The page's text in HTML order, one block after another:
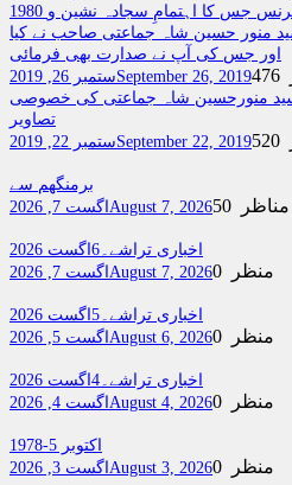
1980 میں یو کے میں پہلی نعت کانفرنس جس کا اہتمامِ سجادہ نشین و
منور حسین شاہ جماعتی صاحب نے کیا
اور جس کی آپ نے صدارت بھی فرمائی
ستمبر 26, 2019September 26, 2019
منورحسین شاہ جماعتی کی خصوصی
تصاویر
ستمبر 22, 2019September 22, 2019
برمنگھم سے
اگست 7, 2026 August 7, 2026 50 مناظر
اخباری تراشے۔6اگست 2026
اگست 7, 2026 August 7, 2026 0 منظر
اخباری تراشے۔5اگست 2026
اگست 5, 2026 August 6, 2026 0 منظر
اخباری تراشے۔4اگست 2026
اگست 4, 2026 August 4, 2026 0 منظر
اکتوبر 5-1978
اگست 3, 2026 August 3, 2026 0 منظر